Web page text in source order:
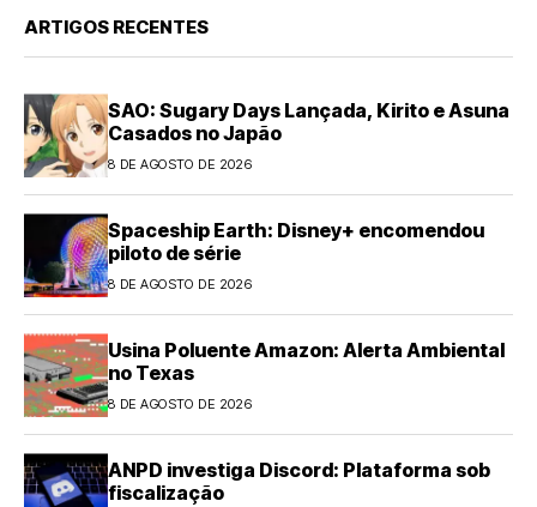
ARTIGOS RECENTES
SAO: Sugary Days Lançada, Kirito e Asuna
Casados no Japão
8 DE AGOSTO DE 2026
Spaceship Earth: Disney+ encomendou
piloto de série
8 DE AGOSTO DE 2026
Usina Poluente Amazon: Alerta Ambiental
no Texas
8 DE AGOSTO DE 2026
ANPD investiga Discord: Plataforma sob
fiscalização